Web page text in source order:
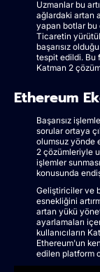
Uzmanlar bu
ağlardaki artan
yapan botlar bu
Ticaretin
başarısız
tespit edildi. Bu
Katman 2
Ethereum
Başarısız
sorular ortaya
olumsuz yönde
2 çözümleriyle
işlemler
konusunda
Geliştiriciler ve
esnekliğini
artan yükü
ayarlamaları
kullanıcıların
Ethereum'un
edilen platform